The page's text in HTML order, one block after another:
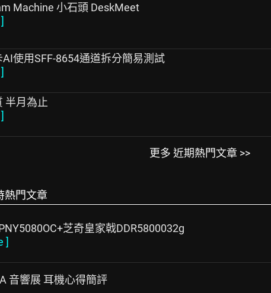
Machine 小石頭 DeskMeet
]
AI使用SFF-8654通道拆分簡易測試
]
半月為止
]
更多 近期熱門文章 >>
熱門文章
芝奇皇家戟DDR5800032g
]
音響展 耳機心得簡評